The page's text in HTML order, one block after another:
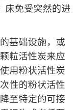
床免受突然的进
基础设施，或
粒活性炭来应
用粉状活性炭
性的粉状活性
至特定的可接